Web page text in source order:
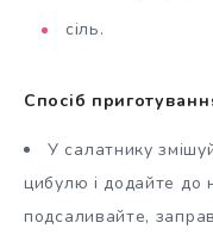
сіль.
Спосіб
У салатнику
цибулю і додайте до
подсаливайте,